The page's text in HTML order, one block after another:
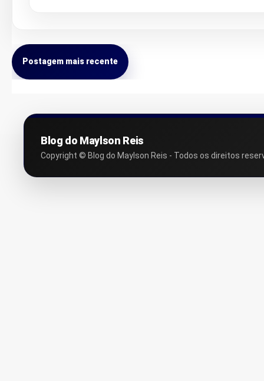
Postagem mais recente
Blog do Maylson Reis
Copyright © Blog do Maylson Reis - Todos os direitos